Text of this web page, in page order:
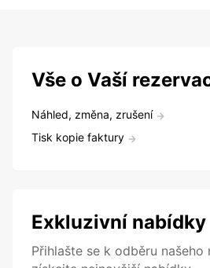
Vše o Vaší
Náhled, změna, zrušení
Tisk kopie faktury
Exkluzivní nabídky
Přihlašte se k odběru našeho